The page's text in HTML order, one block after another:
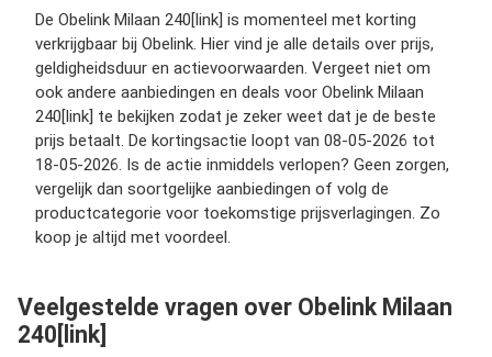
De Obelink Milaan 240[link] is momenteel met korting
verkrijgbaar bij Obelink. Hier vind je alle details over prijs,
geldigheidsduur en actievoorwaarden. Vergeet niet om
ook andere aanbiedingen en deals voor Obelink Milaan
240[link] te bekijken zodat je zeker weet dat je de beste
prijs betaalt. De kortingsactie loopt van 08-05-2026 tot
18-05-2026. Is de actie inmiddels verlopen? Geen zorgen,
vergelijk dan soortgelijke aanbiedingen of volg de
productcategorie voor toekomstige prijsverlagingen. Zo
koop je altijd met voordeel.
Veelgestelde vragen over Obelink Milaan
240[link]